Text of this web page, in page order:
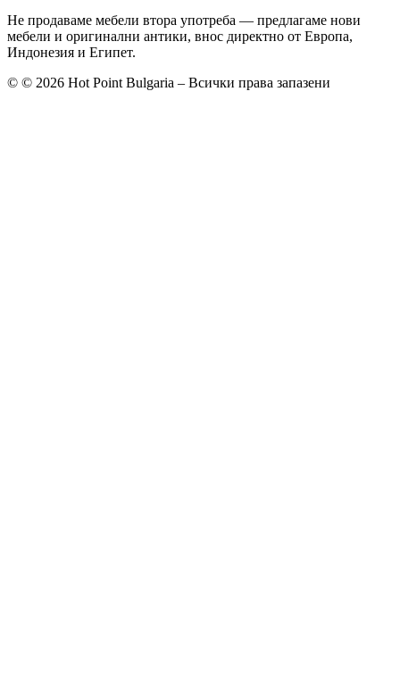
Не продаваме мебели втора употреба — предлагаме нови
мебели и оригинални антики, внос директно от Европа,
Индонезия и Египет.
© © 2026 Hot Point Bulgaria – Всички права запазени